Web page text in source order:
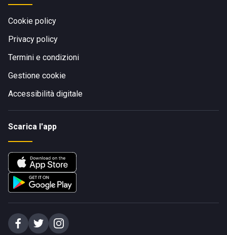
Cookie policy
Privacy policy
Termini e condizioni
Gestione cookie
Accessibilità digitale
Scarica l'app